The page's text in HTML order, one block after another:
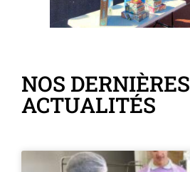
NOS DERNIÈRES
ACTUALITÉS